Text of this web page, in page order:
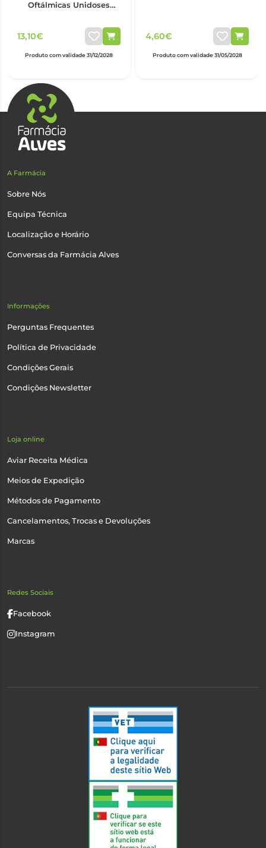
Oftálmicas Unidoses
13,10€
Produto com validade 31/12/2028
4,60€
Produto com validade 31/05/2028
A Farmácia
Sobre Nós
Equipa Técnica
Localização e Horário
Conversas da Farmácia Alves
Informações
Perguntas Frequentes
Política de Privacidade
Condições Gerais
Condições Newsletter
Loja online
Aviar Receita Médica
Meios de Expedição
Métodos de Pagamento
Cancelamentos, Trocas e Devoluções
Marcas
Redes Sociais
Facebook
Instagram